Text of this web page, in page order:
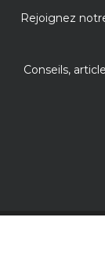
Rejoignez
Conseils,